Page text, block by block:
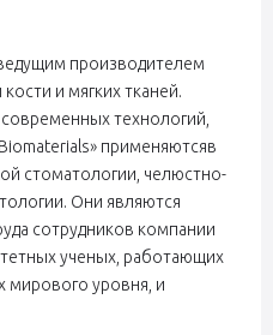
производителем
и мягких тканей.
технологий,
применяютсяв
стоматологии, челюстно-
Они являются
сотрудников компании
ученых, работающих
мирового уровня, и